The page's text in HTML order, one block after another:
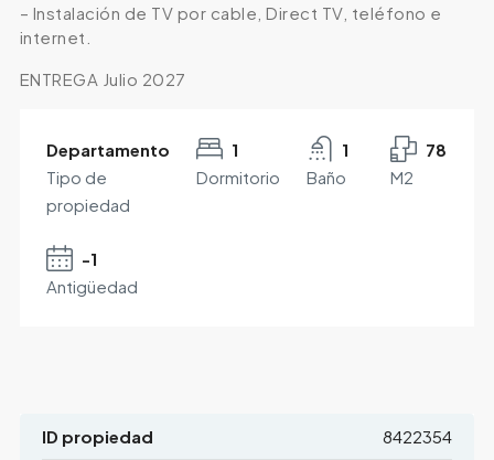
– Instalación de TV por cable, Direct TV, teléfono e
internet.
ENTREGA Julio 2027
Departamento
Tipo de
propiedad
1
Dormitorio
1
Baño
78
M2
-1
Antigüedad
ID propiedad 8422354